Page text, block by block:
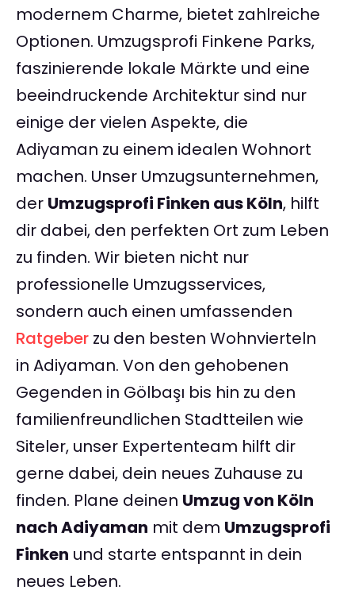
modernem Charme, bietet zahlreiche
Optionen. Umzugsprofi Finkene Parks,
faszinierende lokale Märkte und eine
beeindruckende Architektur sind nur
einige der vielen Aspekte, die
Adiyaman zu einem idealen Wohnort
machen. Unser Umzugsunternehmen,
der Umzugsprofi Finken aus Köln, hilft
dir dabei, den perfekten Ort zum Leben
zu finden. Wir bieten nicht nur
professionelle Umzugsservices,
sondern auch einen umfassenden
Ratgeber zu den besten Wohnvierteln
in Adiyaman. Von den gehobenen
Gegenden in Gölbaşı bis hin zu den
familienfreundlichen Stadtteilen wie
Siteler, unser Expertenteam hilft dir
gerne dabei, dein neues Zuhause zu
finden. Plane deinen Umzug von Köln
nach Adiyaman mit dem Umzugsprofi
Finken und starte entspannt in dein
neues Leben.